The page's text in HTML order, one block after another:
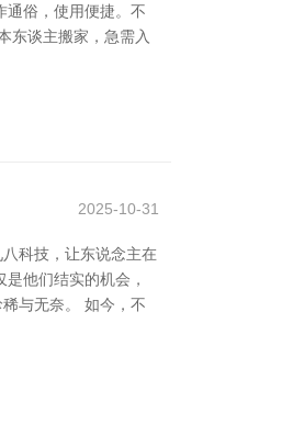
通俗，使用便捷。不
东谈主搬家，急需入
2025-10-31
科技，让东说念主在
他们结实的机会，
与无奈。 如今，不